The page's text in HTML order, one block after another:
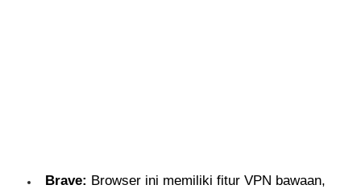
Brave: Browser ini memiliki fitur VPN bawaan,